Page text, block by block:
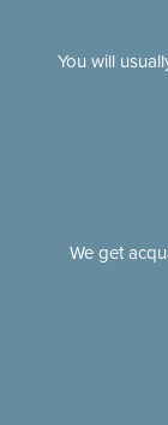
You will
We get